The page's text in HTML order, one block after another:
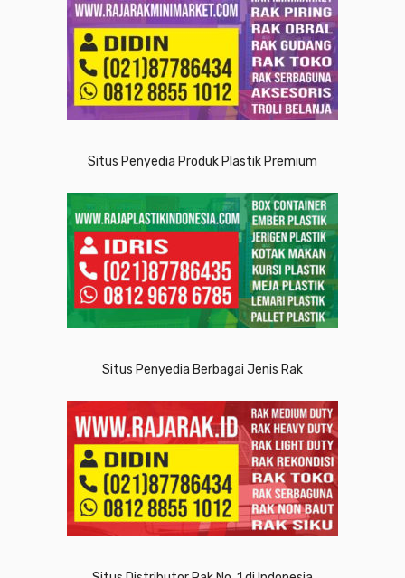
Situs Penyedia Produk Plastik Premium
Situs Penyedia Berbagai Jenis Rak